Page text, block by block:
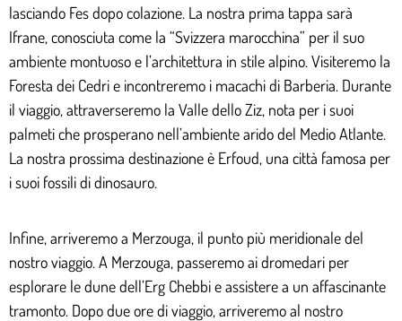
lasciando Fes dopo colazione. La nostra prima tappa sarà
Ifrane, conosciuta come la “Svizzera marocchina” per il suo
ambiente montuoso e l’architettura in stile alpino. Visiteremo la
Foresta dei Cedri e incontreremo i macachi di Barberia. Durante
il viaggio, attraverseremo la Valle dello Ziz, nota per i suoi
palmeti che prosperano nell’ambiente arido del Medio Atlante.
La nostra prossima destinazione è Erfoud, una città famosa per
i suoi fossili di dinosauro.
Infine, arriveremo a Merzouga, il punto più meridionale del
nostro viaggio. A Merzouga, passeremo ai dromedari per
esplorare le dune dell’Erg Chebbi e assistere a un affascinante
tramonto. Dopo due ore di viaggio, arriveremo al nostro